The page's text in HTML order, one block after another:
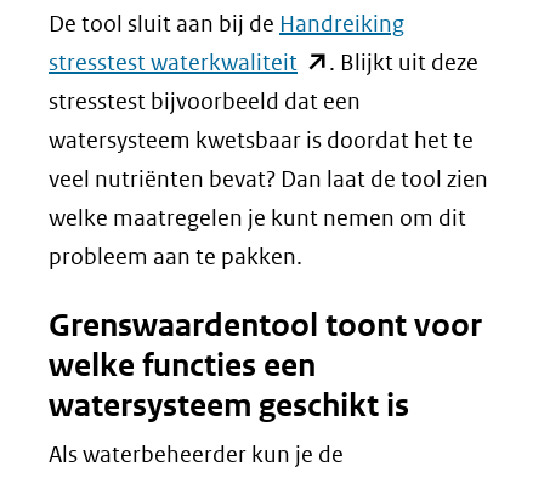
De tool sluit aan bij de Handreiking
stresstest waterkwaliteit (opent
in
nieuw
venster)
(verwijst
naar
andere
website)
. Blijkt uit deze
stresstest bijvoorbeeld dat een
watersysteem kwetsbaar is doordat het te
veel nutriënten bevat? Dan laat de tool zien
welke maatregelen je kunt nemen om dit
probleem aan te pakken.
Grenswaardentool toont voor
welke functies een
watersysteem geschikt is
Als waterbeheerder kun je de